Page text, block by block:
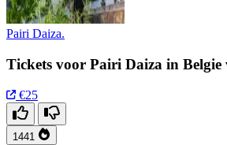
Pairi Daiza.
Tickets voor Pairi Daiza in Belgie
€25
1441